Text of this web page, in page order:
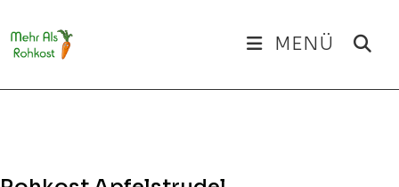
Inhalt
springen
MENÜ